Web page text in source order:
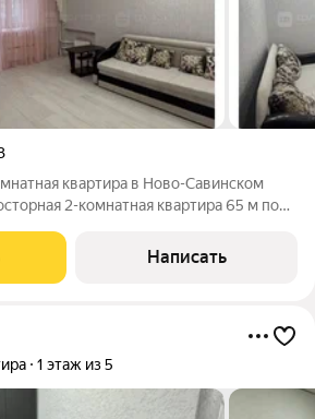
квартира в Ново-Савинском
2-комнатная квартира 65 м по
площадь кухни , правильная
имеется
Написать
1 этаж из 5